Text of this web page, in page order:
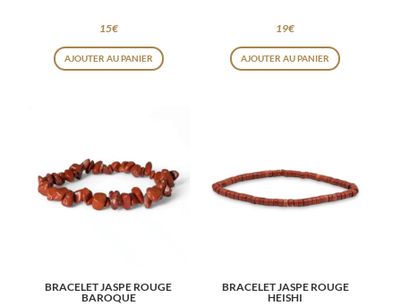
15€
AJOUTER AU PANIER
19€
AJOUTER AU PANIER
BRACELET JASPE ROUGE
BAROQUE
BRACELET JASPE ROUGE
HEISHI